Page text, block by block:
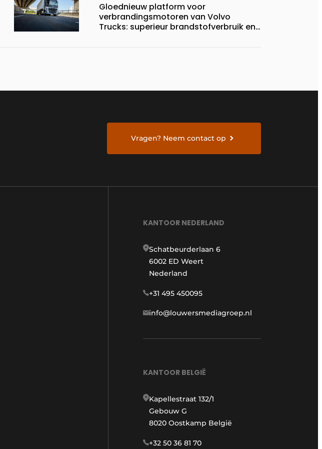
Gloednieuw platform voor
verbrandingsmotoren van Volvo
Trucks: superieur brandstofverbruik en
Vragen? Neem contact op
KANTOOR NEDERLAND
Schatbeurderlaan 6
6002 ED Weert
Nederland
+31 495 450095
info@louwersmediagroep.nl
KANTOOR BELGIË
Kapellestraat 132/1
Gebouw G
8020 Oostkamp België
+32 50 36 81 70